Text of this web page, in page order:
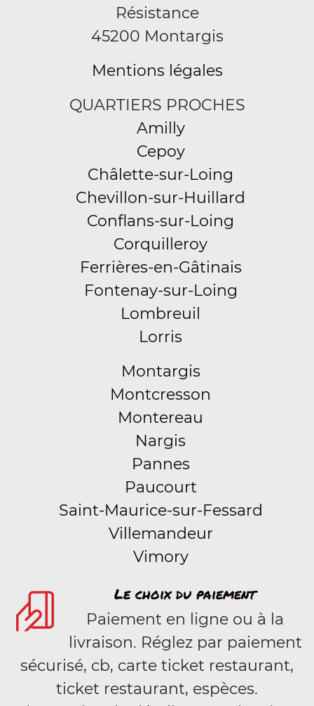
Résistance
45200 Montargis
Mentions légales
QUARTIERS PROCHES
Amilly
Cepoy
Châlette-sur-Loing
Chevillon-sur-Huillard
Conflans-sur-Loing
Corquilleroy
Ferrières-en-Gâtinais
Fontenay-sur-Loing
Lombreuil
Lorris
Montargis
Montcresson
Montereau
Nargis
Pannes
Paucourt
Saint-Maurice-sur-Fessard
Villemandeur
Vimory
Le choix du paiement
Paiement en ligne ou à la
livraison. Réglez par paiement
sécurisé, cb, carte ticket restaurant,
ticket restaurant, espèces.